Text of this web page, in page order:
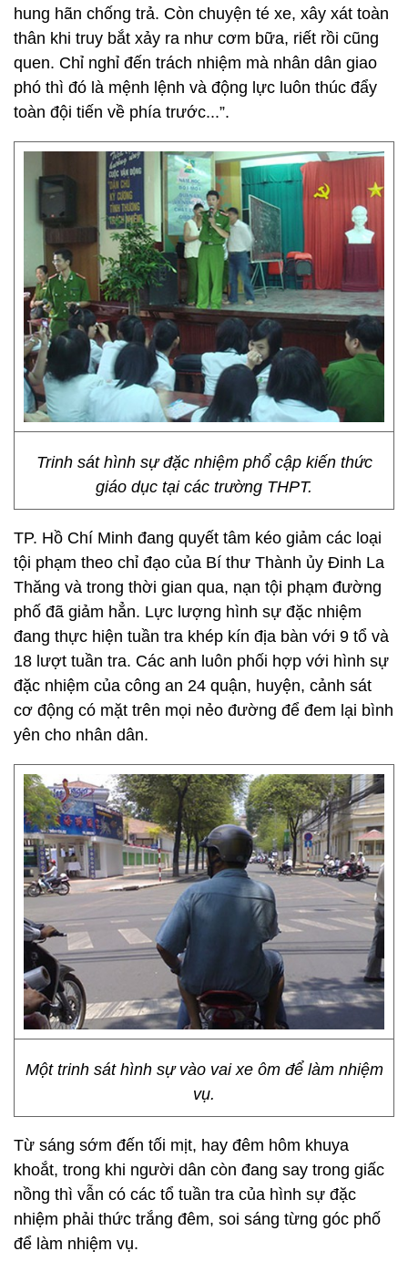
hung hãn chống trả. Còn chuyện té xe, xây xát toàn
thân khi truy bắt xảy ra như cơm bữa, riết rồi cũng
quen. Chỉ nghỉ đến trách nhiệm mà nhân dân giao
phó thì đó là mệnh lệnh và động lực luôn thúc đẩy
toàn đội tiến về phía trước...”.
Trinh sát hình sự đặc nhiệm phổ cập kiến thức
giáo dục tại các trường THPT.
TP. Hồ Chí Minh đang quyết tâm kéo giảm các loại
tội phạm theo chỉ đạo của Bí thư Thành ủy Đinh La
Thăng và trong thời gian qua, nạn tội phạm đường
phố đã giảm hẳn. Lực lượng hình sự đặc nhiệm
đang thực hiện tuần tra khép kín địa bàn với 9 tổ và
18 lượt tuần tra. Các anh luôn phối hợp với hình sự
đặc nhiệm của công an 24 quận, huyện, cảnh sát
cơ động có mặt trên mọi nẻo đường để đem lại bình
yên cho nhân dân.
Một trinh sát hình sự vào vai xe ôm để làm nhiệm
vụ.
Từ sáng sớm đến tối mịt, hay đêm hôm khuya
khoắt, trong khi người dân còn đang say trong giấc
nồng thì vẫn có các tổ tuần tra của hình sự đặc
nhiệm phải thức trắng đêm, soi sáng từng góc phố
để làm nhiệm vụ.